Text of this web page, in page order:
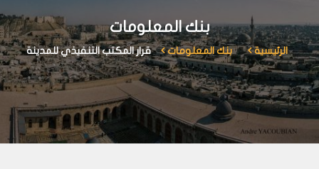
بنك المعلومات
الرئيسية بنك المعلومات قرار المكتب التنفيذي للمدينة